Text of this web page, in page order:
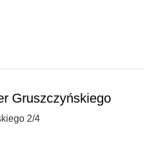
Gruszczyńskiego
2/4